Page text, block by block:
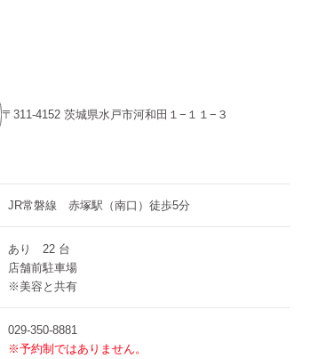
〒311-4152 茨城県水戸市河和田１−１１−３
JR常磐線 赤塚駅（南口）徒歩5分
あり 22 台
店舗前駐車場
※美容と共有
029-350-8881
※予約制ではありません。